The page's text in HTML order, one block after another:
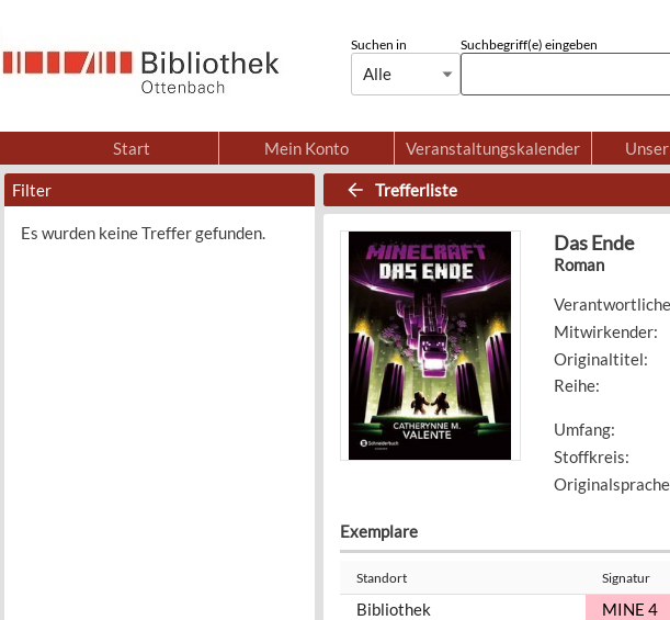
Suchen in
Alle
Suchbegriff(e) eingeben
Start Mein Konto Veranstaltungskalender
Filter
Es wurden keine Treffer gefunden.
Trefferliste
Das Ende
Roman
Verantwortliche
Mitwirkender:
Originaltitel:
Reihe:
Umfang:
Stoffkreis:
Originalsprache
Exemplare
Standort Signatur
Bibliothek MINE 4